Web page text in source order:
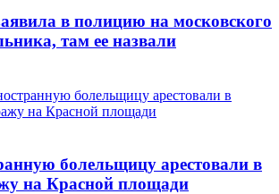
в полицию на московского
там ее назвали
болельщицу арестовали в
на Красной площади